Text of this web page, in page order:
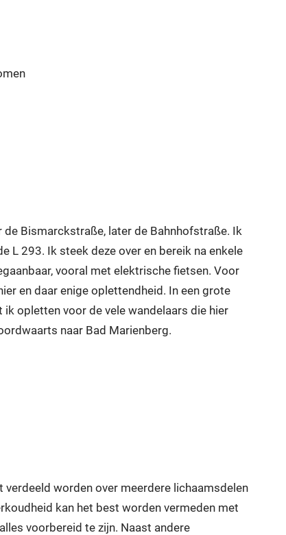
Bismarckstraße, later de Bahnhofstraße. Ik
L 293. Ik steek deze over en bereik na enkele
vooral met elektrische fietsen. Voor
en daar enige oplettendheid. In een grote
opletten voor de vele wandelaars die hier
naar Bad Marienberg.
worden over meerdere lichaamsdelen
kan het best worden vermeden met
voorbereid te zijn. Naast andere